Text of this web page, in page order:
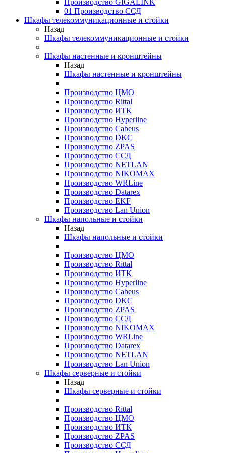
Производство GIGALINK
01 Производство ССД
Шкафы телекоммуникационные и стойки
Назад
Шкафы телекоммуникационные и стойки
Шкафы настенные и кронштейны
Назад
Шкафы настенные и кронштейны
Производство ЦМО
Производство Rittal
Производство ИТК
Производство Hyperline
Производство Cabeus
Производство DKC
Производство ZPAS
Производство ССД
Производство NETLAN
Производство NIKOMAX
Производство WRLine
Производство Datarex
Производство EKF
Производство Lan Union
Шкафы напольные и стойки
Назад
Шкафы напольные и стойки
Производство ЦМО
Производство Rittal
Производство ИТК
Производство Hyperline
Производство Cabeus
Производство DKC
Производство ZPAS
Производство ССД
Производство NIKOMAX
Производство WRLine
Производство Datarex
Производство NETLAN
Производство Lan Union
Шкафы серверные и стойки
Назад
Шкафы серверные и стойки
Производство Rittal
Производство ЦМО
Производство ИТК
Производство ZPAS
Производство ССД